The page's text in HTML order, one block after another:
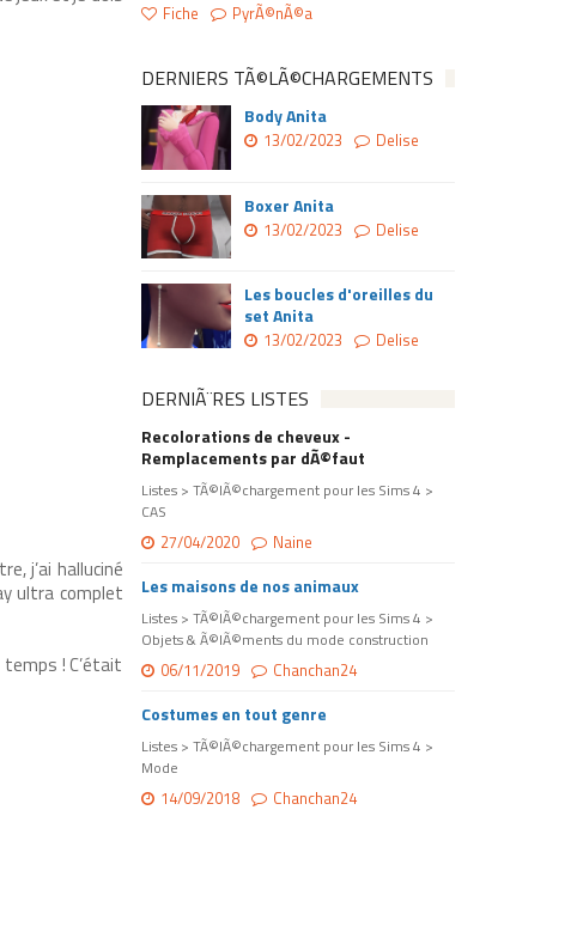
j’ai halluciné
ultra complet
! C’était
Fiche PyrÃ©nÃ©a
DERNIERS TÃ©LÃ©CHARGEMENTS
Body Anita
13/02/2023 Delise
Boxer Anita
13/02/2023 Delise
Les boucles d'oreilles du
set Anita
13/02/2023 Delise
DERNIÃ¨RES LISTES
Recolorations de cheveux -
Remplacements par dÃ©faut
Listes > TÃ©lÃ©chargement pour les Sims 4 >
CAS
27/04/2020 Naine
Les maisons de nos animaux
Listes > TÃ©lÃ©chargement pour les Sims 4 >
Objets & Ã©lÃ©ments du mode construction
06/11/2019 Chanchan24
Costumes en tout genre
Listes > TÃ©lÃ©chargement pour les Sims 4 >
Mode
14/09/2018 Chanchan24